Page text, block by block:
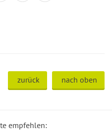
zurück nach oben
empfehlen: